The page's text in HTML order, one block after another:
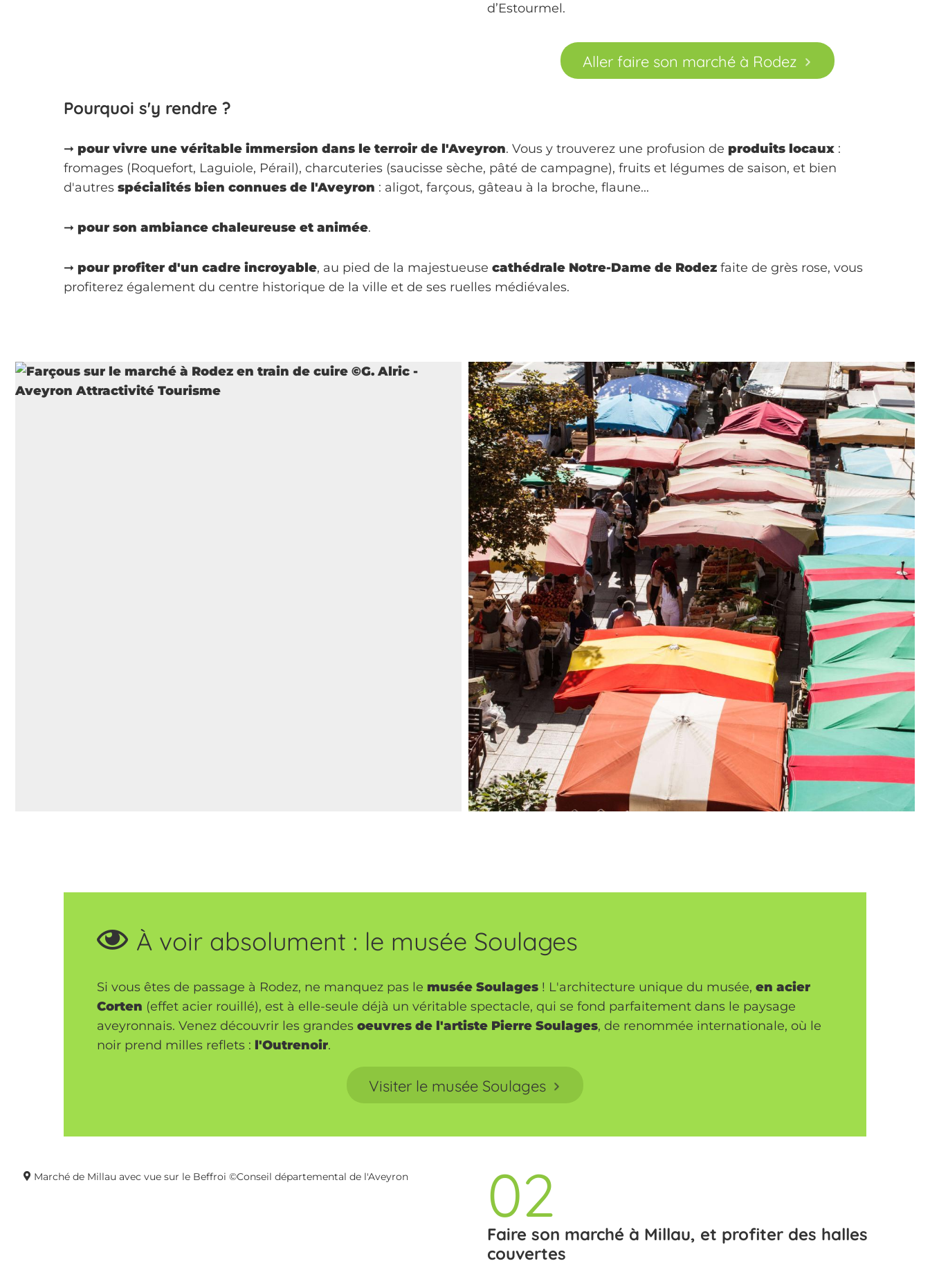
d’Estourmel.
Aller faire son marché à Rodez
Pourquoi s'y rendre ?
➞ pour vivre une véritable immersion dans le terroir de l'Aveyron. Vous y trouverez une profusion de produits locaux :
fromages (Roquefort, Laguiole, Pérail), charcuteries (saucisse sèche, pâté de campagne), fruits et légumes de saison, et bien
d'autres spécialités bien connues de l'Aveyron : aligot, farçous, gâteau à la broche, flaune...
➞ pour son ambiance chaleureuse et animée.
➞ pour profiter d'un cadre incroyable, au pied de la majestueuse cathédrale Notre-Dame de Rodez faite de grès rose, vous
profiterez également du centre historique de la ville et de ses ruelles médiévales.
À voir absolument : le musée Soulages
Si vous êtes de passage à Rodez, ne manquez pas le musée Soulages ! L'architecture unique du musée, en acier
Corten (effet acier rouillé), est à elle-seule déjà un véritable spectacle, qui se fond parfaitement dans le paysage
aveyronnais. Venez découvrir les grandes oeuvres de l'artiste Pierre Soulages, de renommée internationale, où le
noir prend milles reflets : l'Outrenoir.
Visiter le musée Soulages
Marché de Millau avec vue sur le Beffroi ©Conseil départemental de l'Aveyron 02
Faire son marché à Millau, et profiter des halles
couvertes